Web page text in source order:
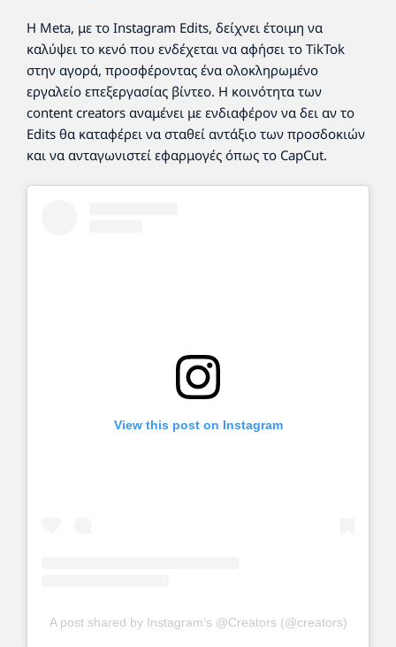
Η Meta, με το Instagram Edits, δείχνει έτοιμη να
καλύψει το κενό που ενδέχεται να αφήσει το TikTok
στην αγορά, προσφέροντας ένα ολοκληρωμένο
εργαλείο επεξεργασίας βίντεο. Η κοινότητα των
content creators αναμένει με ενδιαφέρον να δει αν το
Edits θα καταφέρει να σταθεί αντάξιο των προσδοκιών
και να ανταγωνιστεί εφαρμογές όπως το CapCut.
View this post on Instagram
A post shared by Instagram’s @Creators (@creators)